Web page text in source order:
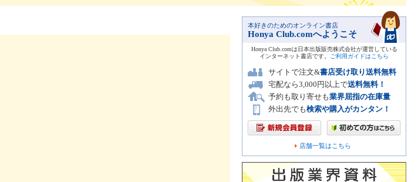
本好きのためのオンライン書店
Honya Club.comへようこそ
Honya Club.comは日本出版販売株式会社が運営している
インターネット書店です。
ご利用ガイドはこちら
サイトで注文&書店受け取り送料無料
宅配なら3,000円以上で送料無料！
予約も取り寄せも業界屈指の在庫量
外出先でも検索や購入がカンタン！
店舗一覧はこちら